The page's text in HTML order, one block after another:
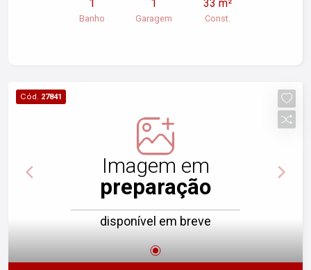
gabinete - Lavabo - Cooworking - Fechadura
digital - Persiana blackout - Câmera de segurança
serviços e infraestrutura, garante comodidade
para você e seus clientes. Próximo Carrefour e
visitas, entre em contato. Não perca essa
1
Banho
1
Garagem
33 m²
Const.
Cód. 27841
Imagem em
preparação
disponível em breve